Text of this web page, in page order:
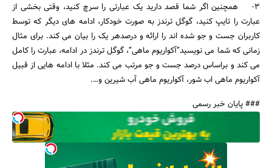
۳- همچنین اگر شما قصد دارید یک عبارتی را سرچ کنید، وقتی بخشی از
عبارت را تایپ کنید، گوگل ترندز به صورت خودکار، ادامه های دیگر که توسط
کاربران جست و جو شده اند را ارائه و درصدهر یک را بیان می کند. برای مثال
زمانی که شما می نویسید”آکواریوم ماهی”، گوگل ترندز در ادامه، عبارت را کامل
می کند و براساس درصد جست و جو مرتب می کند. مثلا با ادامه هایی از قبیل
آکواریوم ماهی اب شور، آکواریوم ماهی آب شیرین و….
### پایان خبر رسمی